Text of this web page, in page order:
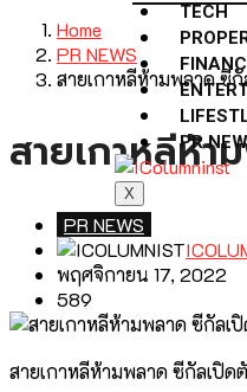
TECH
PR
X
Home
PR NEWS
สายเกาหลีห้ามพลาด
สายเกาหลีห้
PR NEWS
พฤศจิกายน 17, 2022
589
สายเกาหลีห้ามพลาด ซีกัลเปิ